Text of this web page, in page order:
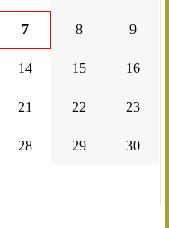
7 8 9
14 15 16
21 22 23
28 29 30